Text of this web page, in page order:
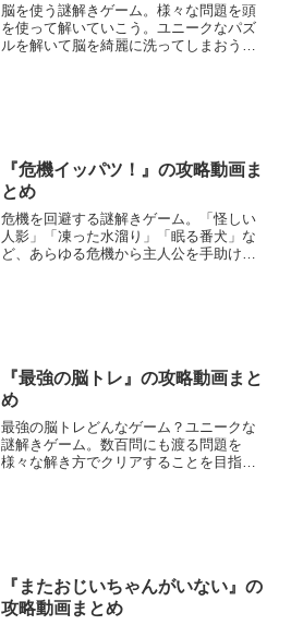
脳を使う謎解きゲーム。様々な問題を頭
を使って解いていこう。ユニークなパズ
ルを解いて脳を綺麗に洗ってしまおう。
『危機イッパツ！』の攻略動画ま
とめ
危機を回避する謎解きゲーム。「怪しい
人影」「凍った水溜り」「眠る番犬」な
ど、あらゆる危機から主人公を手助けし
『最強の脳トレ』の攻略動画まと
め
最強の脳トレどんなゲーム？ユニークな
謎解きゲーム。数百問にも渡る問題を
様々な解き方でクリアすることを目指そ
『またおじいちゃんがいない』の
攻略動画まとめ